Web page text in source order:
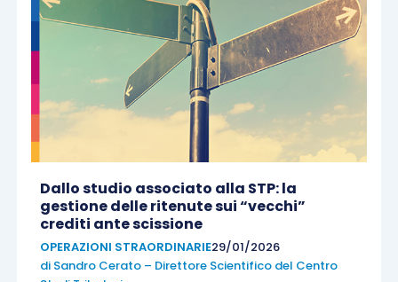
Dallo studio associato alla STP: la
gestione delle ritenute sui “vecchi”
crediti ante scissione
OPERAZIONI STRAORDINARIE29/01/2026
di Sandro Cerato – Direttore Scientifico del Centro